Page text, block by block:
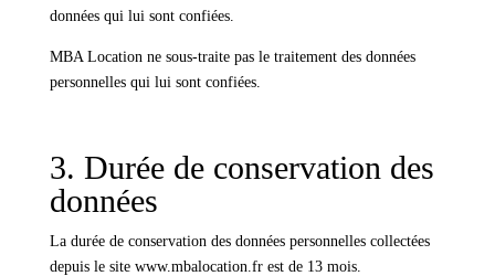
données qui lui sont confiées.
MBA Location ne sous-traite pas le traitement des données
personnelles qui lui sont confiées.
3. Durée de conservation des
données
La durée de conservation des données personnelles collectées
depuis le site www.mbalocation.fr est de 13 mois.